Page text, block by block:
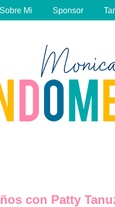
Sobre Mi Sponsor
con Patty